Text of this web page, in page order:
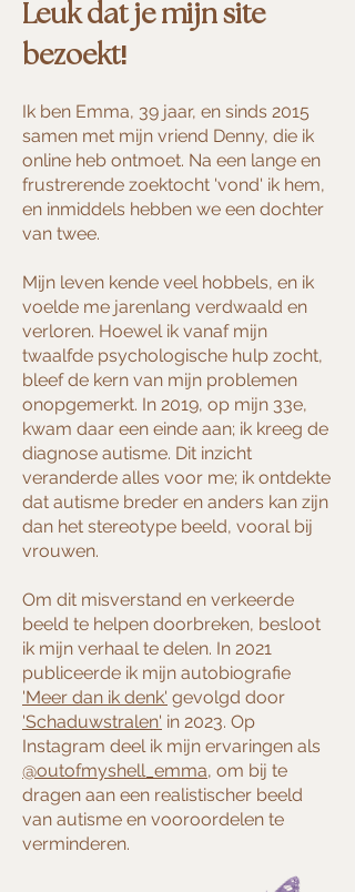
Leuk dat je mijn site
bezoekt!
Ik ben Emma, 39 jaar, en sinds 2015
samen met mijn vriend Denny, die ik
online heb ontmoet. Na een lange en
frustrerende zoektocht 'vond' ik hem,
en inmiddels hebben we een dochter
van twee.
Mijn leven kende veel hobbels, en ik
voelde me jarenlang verdwaald en
verloren. Hoewel ik vanaf mijn
twaalfde psychologische hulp zocht,
bleef de kern van mijn problemen
onopgemerkt. In 2019, op mijn 33e,
kwam daar een einde aan; ik kreeg de
diagnose autisme. Dit inzicht
veranderde alles voor me; ik ontdekte
dat autisme breder en anders kan zijn
dan het stereotype beeld, vooral bij
vrouwen.
Om dit misverstand en verkeerde
beeld te helpen doorbreken, besloot
ik mijn verhaal te delen. In 2021
publiceerde ik mijn autobiografie
'Meer dan ik denk' gevolgd door
'Schaduwstralen' in 2023. Op
Instagram deel ik mijn ervaringen als
@outofmyshell_emma, om bij te
dragen aan een realistischer beeld
van autisme en vooroordelen te
verminderen.